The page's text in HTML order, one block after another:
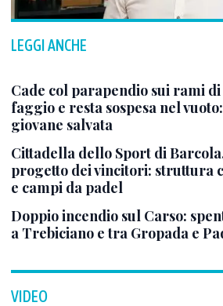
LEGGI ANCHE
Cade col parapendio sui rami
faggio e resta sospesa nel vuoto:
giovane salvata
Cittadella dello Sport di
progetto dei vincitori: struttura
e campi da padel
Doppio incendio sul Carso:
a Trebiciano e tra Gropada e
VIDEO